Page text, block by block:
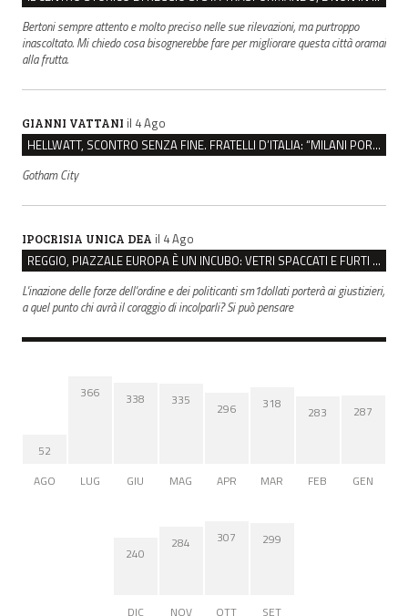
Bertoni sempre attento e molto preciso nelle sue rilevazioni, ma purtroppo
inascoltato. Mi chiedo cosa bisognerebbe fare per migliorare questa città oramai
alla frutta.
GIANNI VATTANI il 4 Ago
HELLWATT, SCONTRO SENZA FINE. FRATELLI D’ITALIA: “MILANI PORTA DOCUMENTI, DE FRANCO INSULTI”
Gotham City
IPOCRISIA UNICA DEA il 4 Ago
REGGIO, PIAZZALE EUROPA È UN INCUBO: VETRI SPACCATI E FURTI SULLE AUTO IN SOSTA
L'inazione delle forze dell'ordine e dei politicanti sm1dollati porterà ai giustizieri,
a quel punto chi avrà il coraggio di incolparli? Si può pensare
52
AGO
366
LUG
338
GIU
335
MAG
296
APR
318
MAR
283
FEB
287
GEN
240
DIC
284
NOV
307
OTT
299
SET